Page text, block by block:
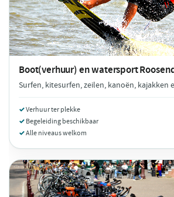
Boot(verhuur) en watersport
Surfen, kitesurfen, zeilen, kanoën, kajakken
Verhuur ter plekke
Begeleiding beschikbaar
Alle niveaus welkom